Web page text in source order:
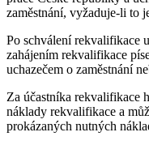
zaměstnání, vyžaduje-li to
Po schválení rekvalifikace
zahájením rekvalifikace
uchazečem o zaměstnání
Za účastníka rekvalifikace
náklady rekvalifikace a
prokázaných nutných